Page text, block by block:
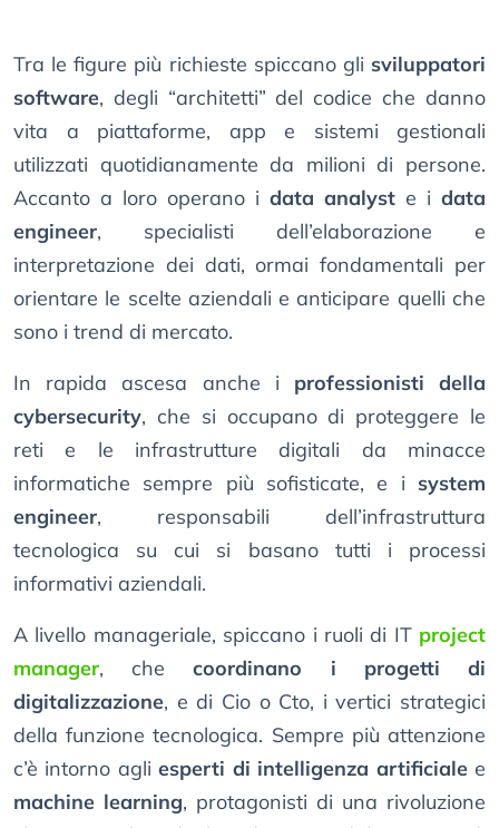
Tra le figure più richieste spiccano gli sviluppatori
software, degli “architetti” del codice che danno
vita a piattaforme, app e sistemi gestionali
utilizzati quotidianamente da milioni di persone.
Accanto a loro operano i data analyst e i data
engineer, specialisti dell’elaborazione e
interpretazione dei dati, ormai fondamentali per
orientare le scelte aziendali e anticipare quelli che
sono i trend di mercato.
In rapida ascesa anche i professionisti della
cybersecurity, che si occupano di proteggere le
reti e le infrastrutture digitali da minacce
informatiche sempre più sofisticate, e i system
engineer, responsabili dell’infrastruttura
tecnologica su cui si basano tutti i processi
informativi aziendali.
A livello manageriale, spiccano i ruoli di IT project
manager, checoordinano i progetti di
digitalizzazione, e di Cio o Cto, i vertici strategici
della funzione tecnologica. Sempre più attenzione
c’è intorno agliesperti di intelligenza artificialee
machine learning, protagonisti di una rivoluzione